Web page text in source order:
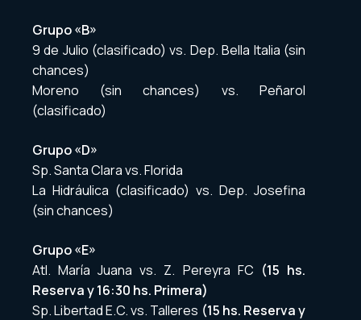
Grupo «B»
9 de Julio (clasificado) vs. Dep. Bella Italia (sin
chances)
Moreno (sin chances) vs. Peñarol
(clasificado)
Grupo «D»
Sp. Santa Clara vs. Florida
La Hidráulica (clasificado) vs. Dep. Josefina
(sin chances)
Grupo «E»
Atl. María Juana vs. Z. Pereyra FC (15 hs.
Reserva y 16:30 hs. Primera)
Sp. Libertad E.C. vs. Talleres (15 hs. Reserva y